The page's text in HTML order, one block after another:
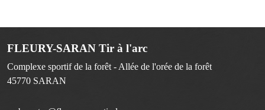
FLEURY-SARAN Tir à l'arc
Complexe sportif de la forêt - Allée de l'orée de la forêt
45770 SARAN